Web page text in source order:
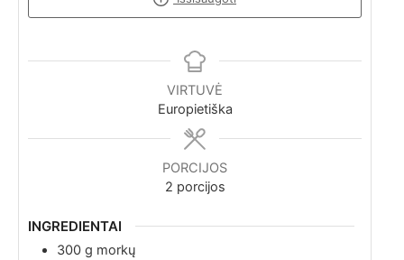
VIRTUVĖ
Europietiška
PORCIJOS
2 porcijos
INGREDIENTAI
300 g morkų